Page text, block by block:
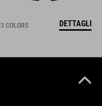
3 COLORS DETTAGLI